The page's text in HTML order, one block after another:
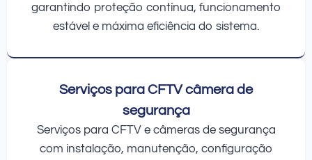
garantindo proteção contínua, funcionamento
estável e máxima eficiência do sistema.
Serviços para CFTV câmera de
segurança
Serviços para CFTV e câmeras de segurança
com instalação, manutenção, configuração